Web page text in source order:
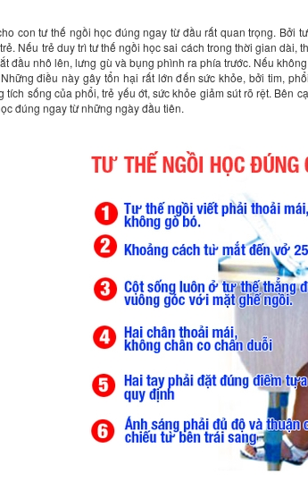
con tư thế ngồi học đúng ngay từ đầu rất quan trọng. Bởi
Nếu trẻ duy trì tư thế ngồi học sai cách trong thời gian
đầu nhô lên, lưng gù và bụng phình ra phía trước. Nếu
điều này gây tổn hại rất lớn đến sức khỏe, bởi tim,
tích sống của phổi, trẻ yếu ớt, sức khỏe giảm sút rõ rệt. Bên
đúng ngay từ những ngày đầu tiên.